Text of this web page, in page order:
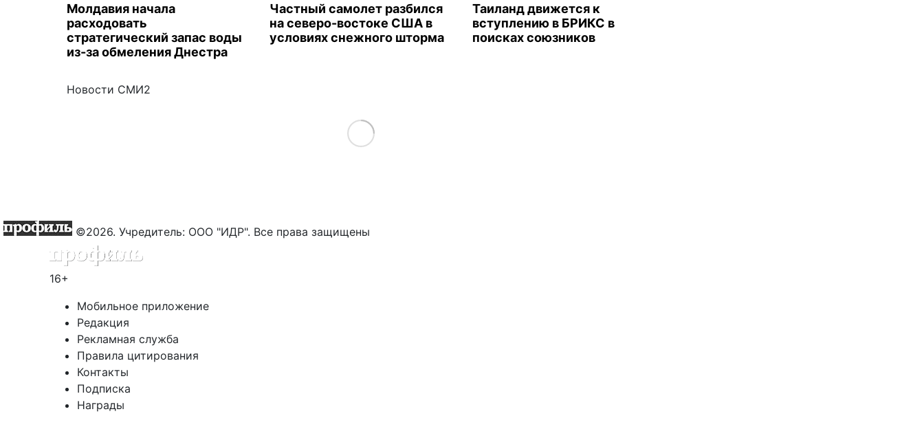
Молдавия начала
расходовать
стратегический запас воды
из-за обмеления Днестра
Частный самолет разбился
на северо-востоке США в
условиях снежного шторма
Таиланд движется к
вступлению в БРИКС в
поисках союзников
Новости СМИ2
Load More
©2026. Учредитель: ООО "ИДР". Все права защищены
16+
Мобильное приложение
Редакция
Рекламная служба
Правила цитирования
Контакты
Подписка
Награды